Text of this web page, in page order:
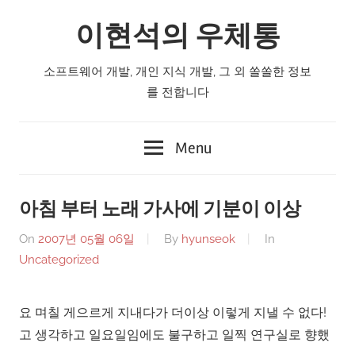
이현석의 우체통
소프트웨어 개발, 개인 지식 개발, 그 외 쏠쏠한 정보
를 전합니다
Menu
아침 부터 노래 가사에 기분이 이상
On 2007년 05월 06일 By hyunseok
In
Uncategorized
요 며칠 게으르게 지내다가 더이상 이렇게 지낼 수 없다!
고 생각하고 일요일임에도 불구하고 일찍 연구실로 향했